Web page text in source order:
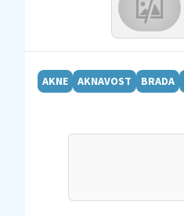
AKNE AKNAVOST BRADA